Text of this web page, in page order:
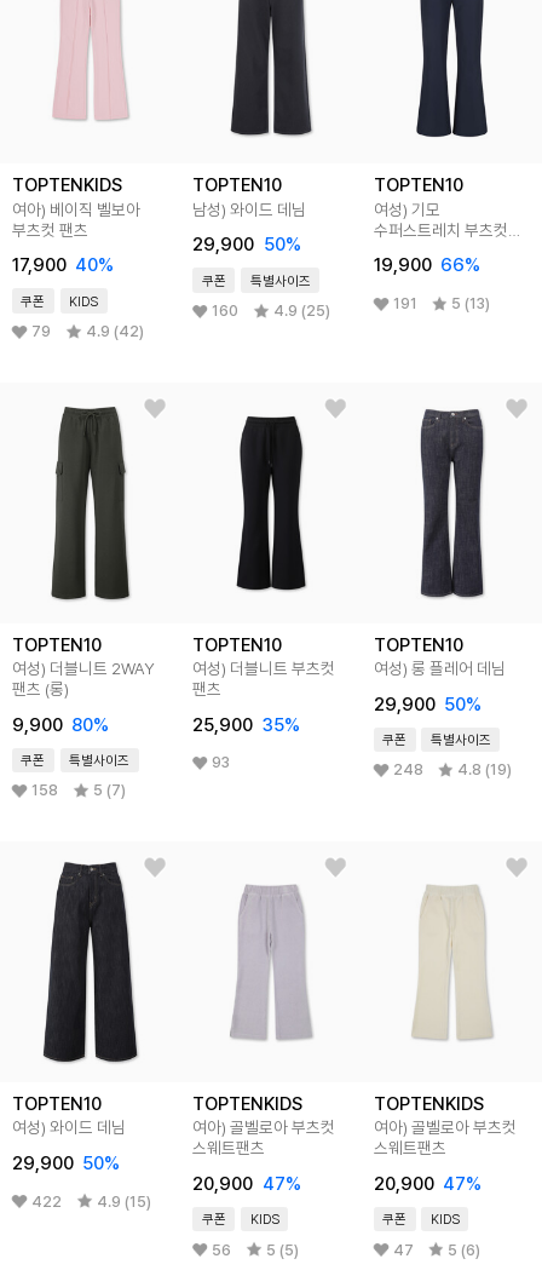
TOPTENKIDS
여아) 베이직 벨보아
부츠컷 팬츠
17,900 40%
쿠폰 KIDS
79 4.9 (42)
TOPTEN10
남성) 와이드 데님
29,900 50%
쿠폰 특별사이즈
160 4.9 (25)
TOPTEN10
여성) 기모
수퍼스트레치 부츠컷
19,900 66%
191 5 (13)
TOPTEN10
여성) 더블니트 2WAY
팬츠 (롱)
9,900 80%
쿠폰 특별사이즈
158 5 (7)
TOPTEN10
여성) 더블니트 부츠컷
팬츠
25,900 35%
93
TOPTEN10
여성) 롱 플레어 데님
29,900 50%
쿠폰 특별사이즈
248 4.8 (19)
TOPTEN10
여성) 와이드 데님
29,900 50%
422 4.9 (15)
TOPTENKIDS
여아) 골벨로아 부츠컷
스웨트팬츠
20,900 47%
쿠폰 KIDS
56 5 (5)
TOPTENKIDS
여아) 골벨로아 부츠컷
스웨트팬츠
20,900 47%
쿠폰 KIDS
47 5 (6)